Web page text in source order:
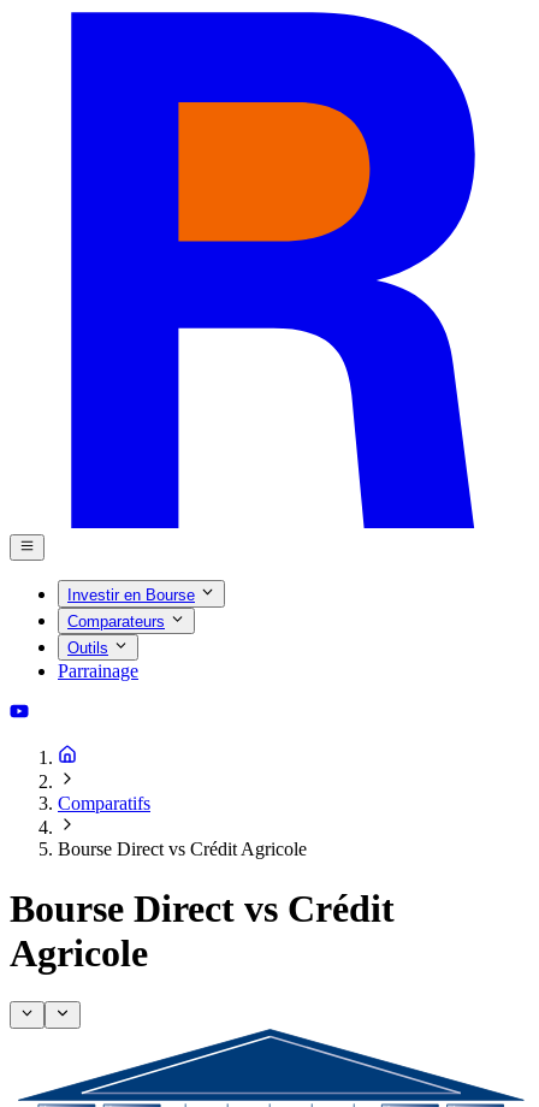
Investir en Bourse
Comparateurs
Outils
Parrainage
Comparatifs
Bourse Direct vs Crédit Agricole
Bourse Direct vs Crédit
Agricole